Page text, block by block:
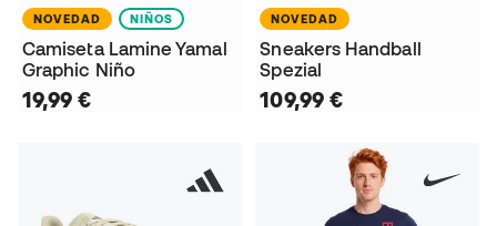
NOVEDAD NIÑOS
Camiseta Lamine Yamal
Graphic Niño
19,99 €
NOVEDAD
Sneakers Handball
Spezial
109,99 €